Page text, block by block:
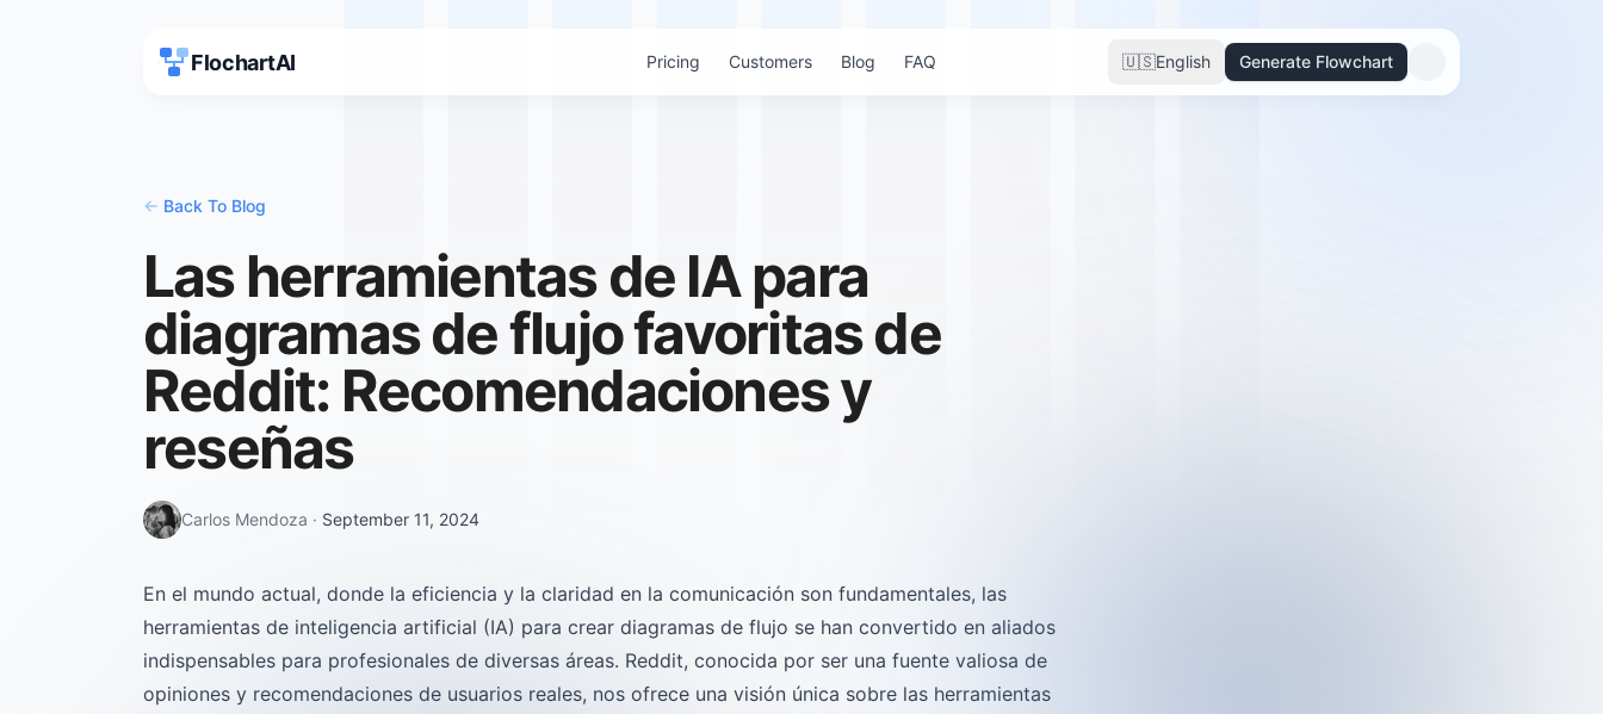
FlochartAI Pricing Customers Blog FAQ 🇺🇸English Generate Flowchart
<- Back To Blog
Las herramientas de IA para
diagramas de flujo favoritas de
Reddit: Recomendaciones y
reseñas
Carlos Mendoza · September 11, 2024
En el mundo actual, donde la eficiencia y la claridad en la comunicación son fundamentales, las
herramientas de inteligencia artificial (IA) para crear diagramas de flujo se han convertido en aliados
indispensables para profesionales de diversas áreas. Reddit, conocida por ser una fuente valiosa de
opiniones y recomendaciones de usuarios reales, nos ofrece una visión única sobre las herramientas